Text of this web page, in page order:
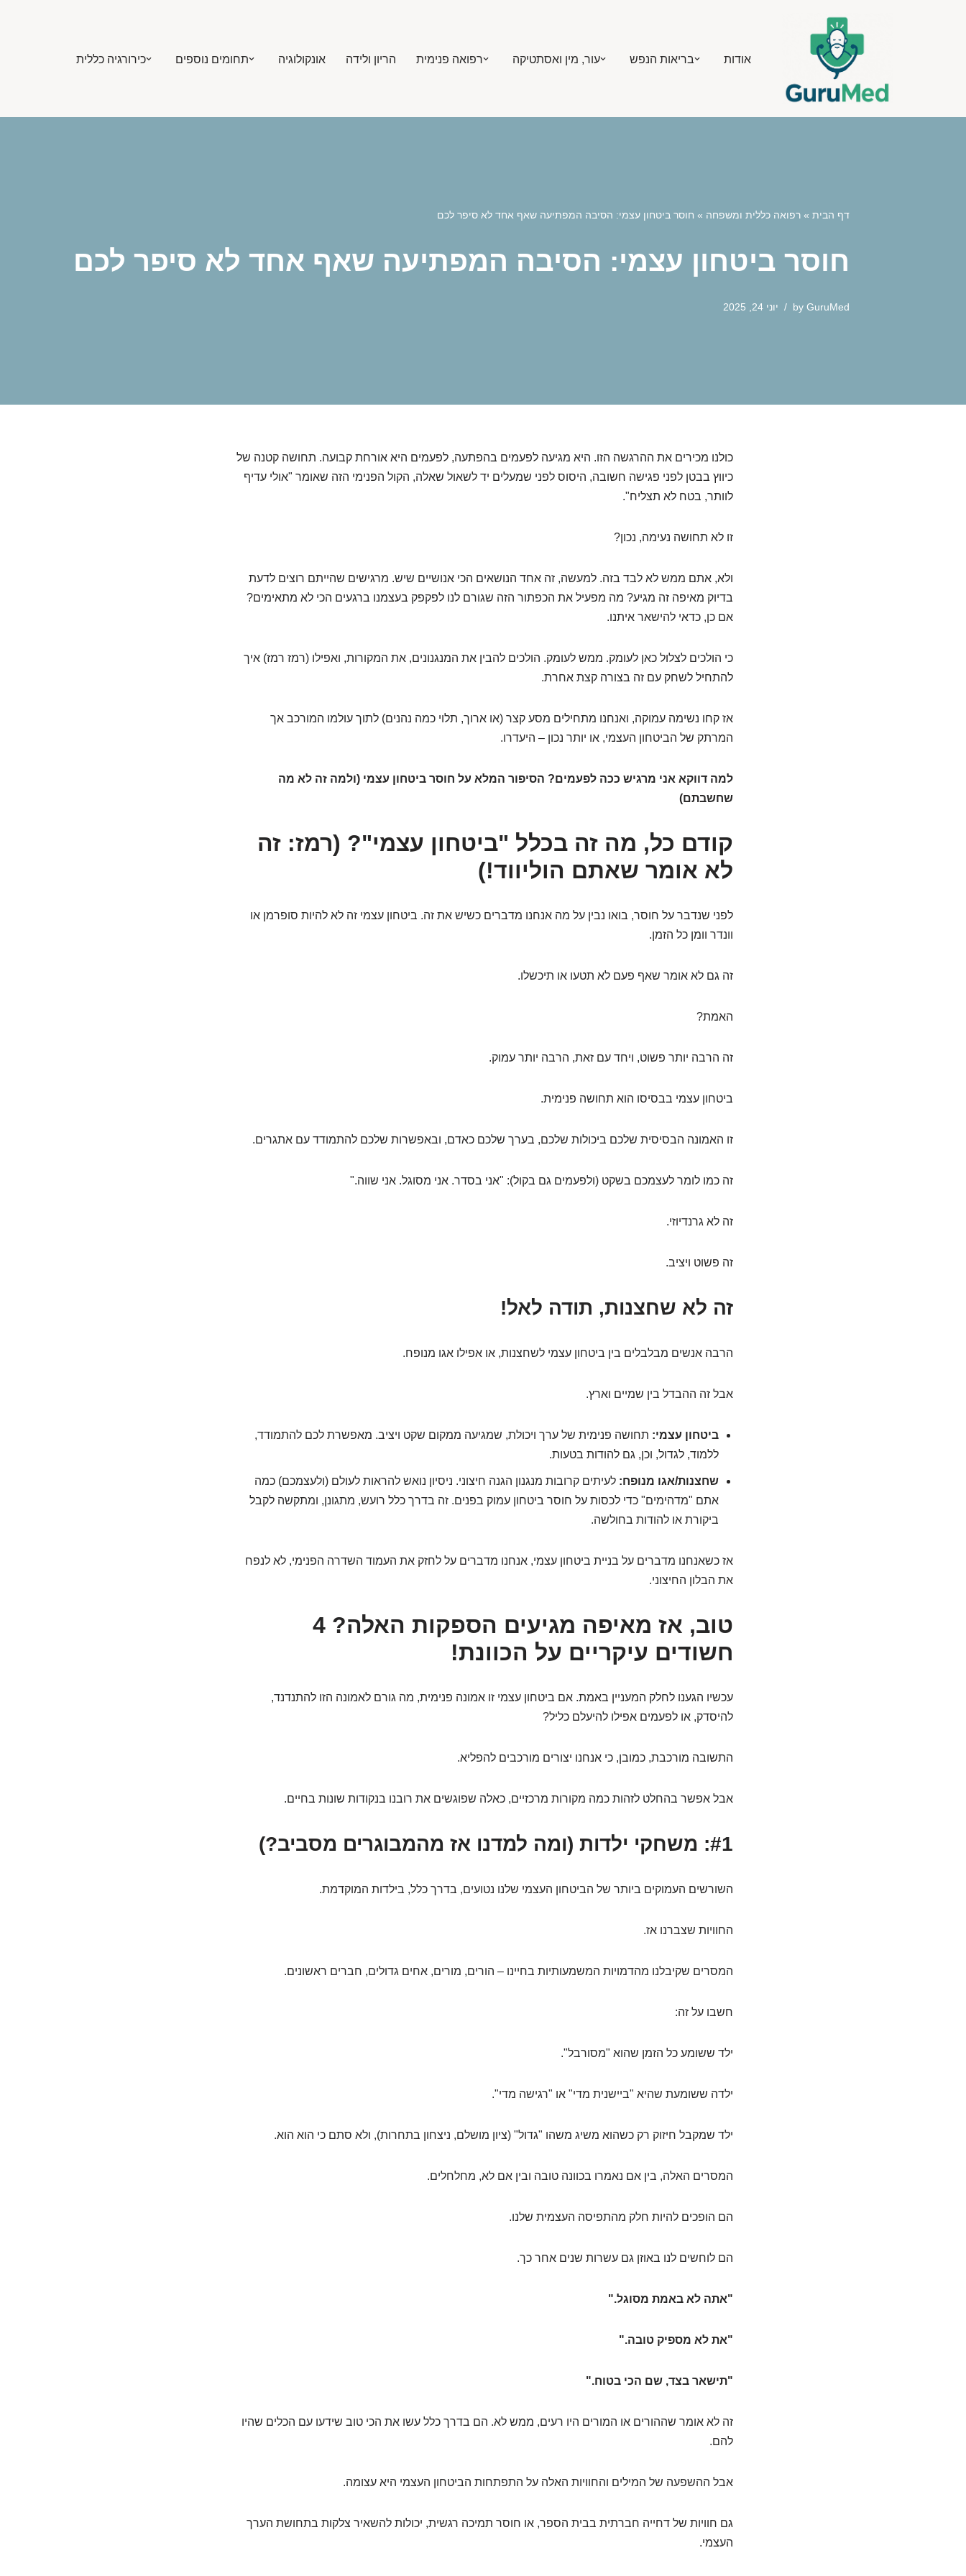
אודות בריאות הנפש עור, מין ואסתטיקה רפואה פנימית הריון ולידה אונקולוגיה תחומים נוספים כירורגיה כללית
דף הבית » רפואה כללית ומשפחה » חוסר ביטחון עצמי: הסיבה המפתיעה שאף אחד לא סיפר לכם
חוסר ביטחון עצמי: הסיבה המפתיעה שאף אחד לא סיפר לכם
by GuruMed יוני 24, 2025
כולנו מכירים את ההרגשה הזו. היא מגיעה לפעמים בהפתעה, לפעמים היא אורחת קבועה. תחושה קטנה של
כיווץ בבטן לפני פגישה חשובה, היסוס לפני שמעלים יד לשאול שאלה, הקול הפנימי הזה שאומר "אולי עדיף
לוותר, בטח לא תצליח".
זו לא תחושה נעימה, נכון?
ולא, אתם ממש לא לבד בזה. למעשה, זה אחד הנושאים הכי אנושיים שיש. מרגישים שהייתם רוצים לדעת
בדיוק מאיפה זה מגיע? מה מפעיל את הכפתור הזה שגורם לנו לפקפק בעצמנו ברגעים הכי לא מתאימים?
אם כן, כדאי להישאר איתנו.
כי הולכים לצלול כאן לעומק. ממש לעומק. הולכים להבין את המנגנונים, את המקורות, ואפילו (רמז רמז) איך
להתחיל לשחק עם זה בצורה קצת אחרת.
אז קחו נשימה עמוקה, ואנחנו מתחילים מסע קצר (או ארוך, תלוי כמה נהנים) לתוך עולמו המורכב אך
המרתק של הביטחון העצמי, או יותר נכון – היעדרו.
למה דווקא אני מרגיש ככה לפעמים? הסיפור המלא על חוסר ביטחון עצמי (ולמה זה לא מה
שחשבתם)
קודם כל, מה זה בכלל "ביטחון עצמי"? (רמז: זה
לא אומר שאתם הוליווד!)
לפני שנדבר על חוסר, בואו נבין על מה אנחנו מדברים כשיש את זה. ביטחון עצמי זה לא להיות סופרמן או
וונדר וומן כל הזמן.
זה גם לא אומר שאף פעם לא תטעו או תיכשלו.
האמת?
זה הרבה יותר פשוט, ויחד עם זאת, הרבה יותר עמוק.
ביטחון עצמי בבסיסו הוא תחושה פנימית.
זו האמונה הבסיסית שלכם ביכולות שלכם, בערך שלכם כאדם, ובאפשרות שלכם להתמודד עם אתגרים.
זה כמו לומר לעצמכם בשקט (ולפעמים גם בקול): "אני בסדר. אני מסוגל. אני שווה."
זה לא גרנדיוזי.
זה פשוט ויציב.
זה לא שחצנות, תודה לאל!
הרבה אנשים מבלבלים בין ביטחון עצמי לשחצנות, או אפילו אגו מנופח.
אבל זה ההבדל בין שמיים וארץ.
ביטחון עצמי: תחושה פנימית של ערך ויכולת, שמגיעה ממקום שקט ויציב. מאפשרת לכם להתמודד,
ללמוד, לגדול, וכן, גם להודות בטעות.
שחצנות/אגו מנופח: לעיתים קרובות מנגנון הגנה חיצוני. ניסיון נואש להראות לעולם (ולעצמכם) כמה
אתם "מדהימים" כדי לכסות על חוסר ביטחון עמוק בפנים. זה בדרך כלל רועש, מתגונן, ומתקשה לקבל
ביקורת או להודות בחולשה.
אז כשאנחנו מדברים על בניית ביטחון עצמי, אנחנו מדברים על לחזק את העמוד השדרה הפנימי, לא לנפח
את הבלון החיצוני.
טוב, אז מאיפה מגיעים הספקות האלה? 4
חשודים עיקריים על הכוונת!
עכשיו הגענו לחלק המעניין באמת. אם ביטחון עצמי זו אמונה פנימית, מה גורם לאמונה הזו להתנדנד,
להיסדק, או לפעמים אפילו להיעלם כליל?
התשובה מורכבת, כמובן, כי אנחנו יצורים מורכבים להפליא.
אבל אפשר בהחלט לזהות כמה מקורות מרכזיים, כאלה שפוגשים את רובנו בנקודות שונות בחיים.
#1: משחקי ילדות (ומה למדנו אז מהמבוגרים מסביב?)
השורשים העמוקים ביותר של הביטחון העצמי שלנו נטועים, בדרך כלל, בילדות המוקדמת.
החוויות שצברנו אז.
המסרים שקיבלנו מהדמויות המשמעותיות בחיינו – הורים, מורים, אחים גדולים, חברים ראשונים.
חשבו על זה:
ילד ששומע כל הזמן שהוא "מסורבל".
ילדה ששומעת שהיא "ביישנית מדי" או "רגישה מדי".
ילד שמקבל חיזוק רק כשהוא משיג משהו "גדול" (ציון מושלם, ניצחון בתחרות), ולא סתם כי הוא הוא.
המסרים האלה, בין אם נאמרו בכוונה טובה ובין אם לא, מחלחלים.
הם הופכים להיות חלק מהתפיסה העצמית שלנו.
הם לוחשים לנו באוזן גם עשרות שנים אחר כך.
"אתה לא באמת מסוגל."
"את לא מספיק טובה."
"תישאר בצד, שם הכי בטוח."
זה לא אומר שההורים או המורים היו רעים, ממש לא. הם בדרך כלל עשו את הכי טוב שידעו עם הכלים שהיו
להם.
אבל ההשפעה של המילים והחוויות האלה על התפתחות הביטחון העצמי היא עצומה.
גם חוויות של דחייה חברתית בבית הספר, או חוסר תמיכה רגשית, יכולות להשאיר צלקות בתחושת הערך
העצמי.